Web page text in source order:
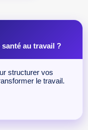
au travail ?
structurer vos
le travail.